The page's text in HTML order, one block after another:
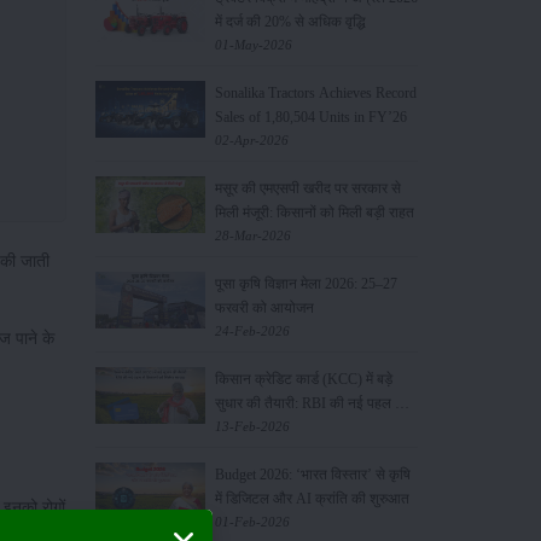
जाती
पाने के
रोगों
में दर्ज की 20% से अधिक वृद्धि
01-May-2026
Sonalika Tractors Achieves Record
Sales of 1,80,504 Units in FY’26
02-Apr-2026
मसूर की एमएसपी खरीद पर सरकार से
मिली मंजूरी: किसानों को मिली बड़ी राहत
28-Mar-2026
पूसा कृषि विज्ञान मेला 2026: 25–27
फरवरी को आयोजन
24-Feb-2026
किसान क्रेडिट कार्ड (KCC) में बड़े
सुधार की तैयारी: RBI की नई पहल से
किसानों को मिलेगा फायदा
13-Feb-2026
Budget 2026: ‘भारत विस्तार’ से कृषि
में डिजिटल और AI क्रांति की शुरुआत
01-Feb-2026